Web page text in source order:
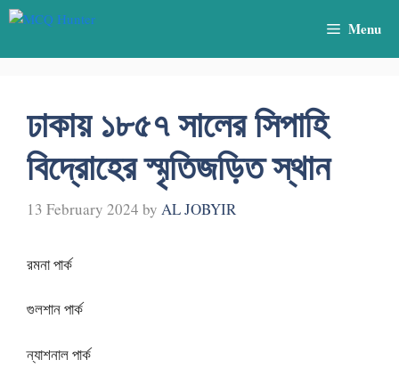
Skip
content
Menu
ঢাকায় ১৮৫৭ সালের সিপাহি
বিদ্রোহের স্মৃতিজড়িত স্থান
13 February 2024 by AL JOBYIR
রমনা পার্ক
গুলশান পার্ক
ন্যাশনাল পার্ক